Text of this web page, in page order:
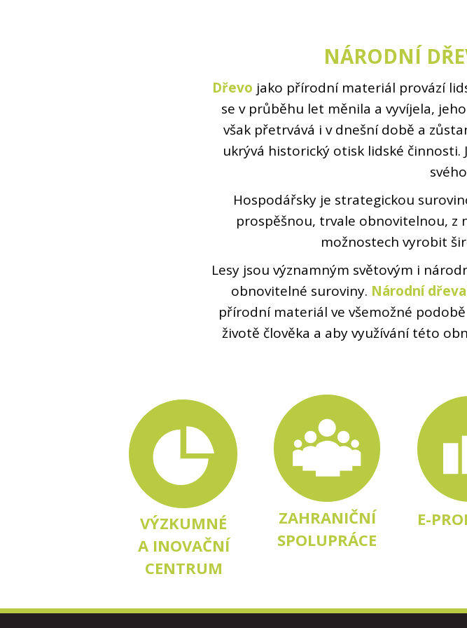
NÁRODNÍ
Dřevo jako přírodní materiál provází
se v průběhu let měnila a vyvíjela,
však přetrvává i v dnešní době a
ukrývá historický otisk lidské činnosti.
Hospodářsky je strategickou
prospěšnou, trvale obnovitelnou, z
možnostech vyrobit
Lesy jsou významným světovým i
obnovitelné suroviny. Národní
přírodní materiál ve všemožné
životě člověka a aby využívání této
VÝZKUMNÉ
A INOVAČNÍ
CENTRUM
ZAHRANIČNÍ
SPOLUPRÁCE
E-